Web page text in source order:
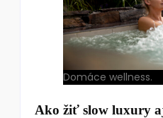
Domáce wellness.
Ako žiť slow luxury